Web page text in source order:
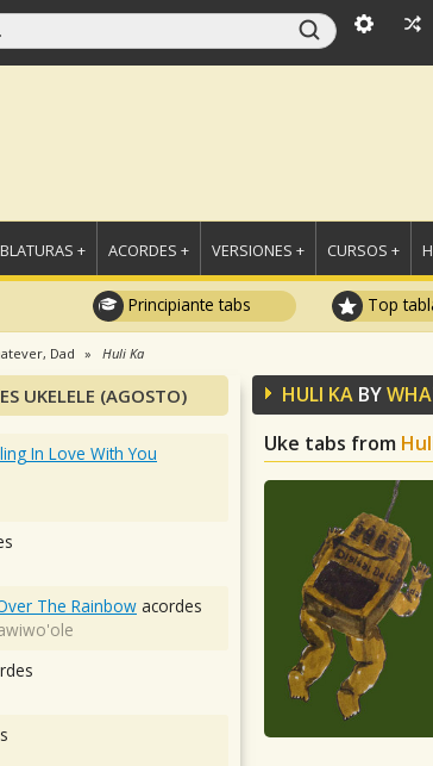
+ ACORDES + VERSIONES + CURSOS +
Principiante tabs Top
Dad Huli Ka
HULI KA BY
Uke tabs from
UKELELE (AGOSTO)
In Love With You
The Rainbow acordes